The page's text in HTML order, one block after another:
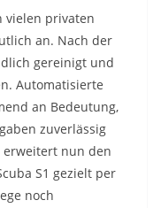
vielen privaten
an. Nach der
gereinigt und
Automatisierte
an Bedeutung,
zuverlässig
erweitert nun den
S1 gezielt per
noch